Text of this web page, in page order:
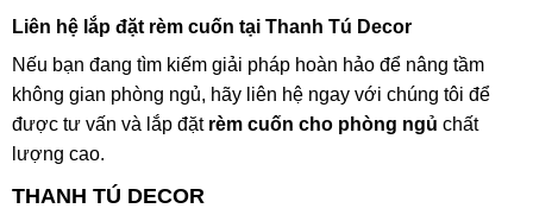
Liên hệ lắp đặt rèm cuốn tại Thanh Tú Decor
Nếu bạn đang tìm kiếm giải pháp hoàn hảo để nâng tầm
không gian phòng ngủ, hãy liên hệ ngay với chúng tôi để
được tư vấn và lắp đặt rèm cuốn cho phòng ngủ chất
lượng cao.
THANH TÚ DECOR